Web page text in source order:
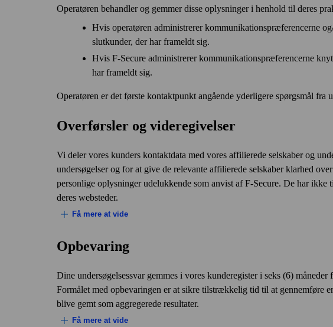
Operatøren behandler og gemmer disse oplysninger i henhold til deres
Hvis operatøren administrerer kommunikations­præferencerne
slutkunder, der har frameldt sig.
Hvis F‑Secure administrerer kommunikations­præferencerne
har frameldt sig.
Operatøren er det første kontaktpunkt angående yderligere spørgsmål fra
Overførsler og videregivelser
Vi deler vores kunders kontaktdata med vores affilierede selskaber og
undersøgelser og for at give de relevante affilierede selskaber klarhed
personlige oplysninger udelukkende som anvist af F‑Secure. De har
deres websteder.
Få mere at vide
Salg og levering
Vi udveksler (både oplyser og modtager) nogle af dine
administrerer og yder support til vores tjenester. Vi giver disse
denne datadeling er at give en god kundeoplevelse. Dette omfatter
markedsføring og fakturering.
Opbevaring
Dine undersøgelsessvar gemmes i vores kunde­register i seks (6)
Formålet med opbevaringen er at sikre tilstrækkelig tid til at gennemføre
blive gemt som aggregerede resultater.
Få mere at vide